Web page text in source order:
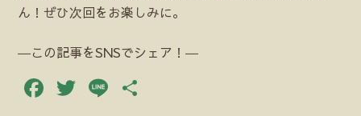
ん！ぜひ次回をお楽しみに。
―この記事をSNSでシェア！―
Facebook
Twitter
Line